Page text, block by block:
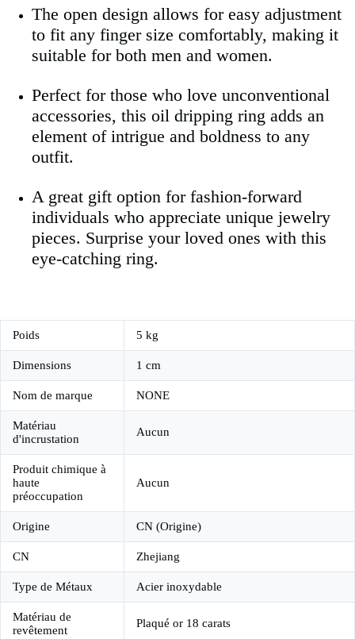
The open design allows for easy adjustment
to fit any finger size comfortably, making it
suitable for both men and women.
Perfect for those who love unconventional
accessories, this oil dripping ring adds an
element of intrigue and boldness to any
outfit.
A great gift option for fashion-forward
individuals who appreciate unique jewelry
pieces. Surprise your loved ones with this
eye-catching ring.
Poids 5 kg
Dimensions 1 cm
Nom de marque NONE
Matériau
d'incrustation
Aucun
Produit chimique à
haute
préoccupation
Aucun
Origine CN (Origine)
CN Zhejiang
Type de Métaux Acier inoxydable
Matériau de
revêtement
Plaqué or 18 carats